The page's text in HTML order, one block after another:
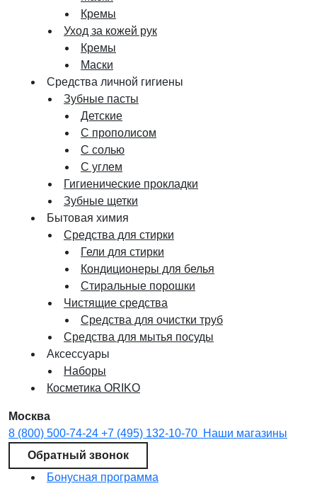
Кремы
Уход за кожей рук
Кремы
Маски
Средства личной гигиены
Зубные пасты
Детские
С прополисом
С солью
С углем
Гигиенические прокладки
Зубные щетки
Бытовая химия
Средства для стирки
Гели для стирки
Кондиционеры для белья
Стиральные порошки
Чистящие средства
Средства для очистки труб
Средства для мытья посуды
Аксессуары
Наборы
Косметика ORIKO
Москва
8 (800) 500-74-24 +7 (495) 132-10-70 Наши магазины
Обратный звонок
Бонусная программа